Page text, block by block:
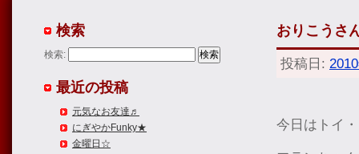
おりこうさ
投稿日:
今日はトイ
検索
検索:
最近の投稿
元気なお友達♬
にぎやかFunky★
金曜日☆